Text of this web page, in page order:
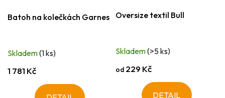
Batoh na kolečkách Garnes
Skladem(1 ks)
1 781 Kč
Oversize textil Bull
Skladem(>5 ks)
od 229 Kč
DETAIL